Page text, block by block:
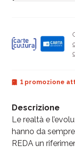
1 promozione
Descrizione
Le realtà e
hanno da
REDA un